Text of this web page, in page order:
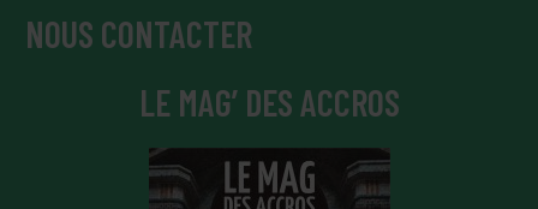
NOUS CONTACTER
LE MAG’ DES ACCROS